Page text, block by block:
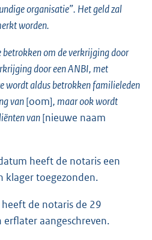
organisatie”. Het geld zal
worden.
om de verkrijging door
door een ANBI, met
wordt aldus betrokken familieleden
van[oom], maar ook wordt
van[nieuwe naam
heeft de notaris een
klager toegezonden.
de notaris de 29
aangeschreven.